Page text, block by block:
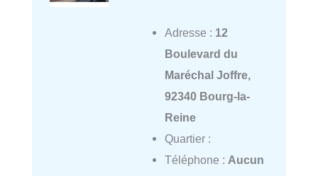
Adresse : 12
Boulevard du
Maréchal Joffre,
92340 Bourg-la-
Reine
Quartier :
Téléphone : Aucun